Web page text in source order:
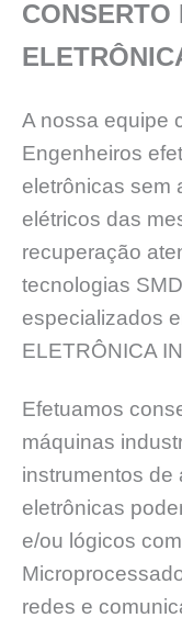
CONSERTO
A nossa equipe
Engenheiros
eletrônicas sem
elétricos das
recuperação
tecnologias
especializados
ELETRÔNICA
Efetuamos
máquinas
instrumentos de
eletrônicas
e/ou lógicos
redes e